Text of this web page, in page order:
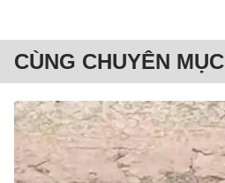
CÙNG CHUYÊN MỤC